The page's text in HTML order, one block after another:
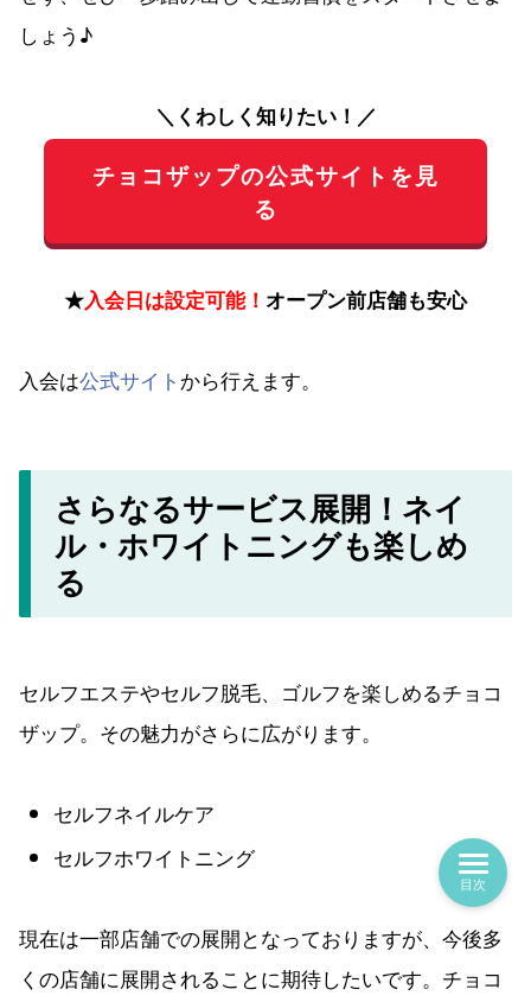
しょう♪
＼くわしく知りたい！／
チョコザップの公式サイトを見
る
★ 入会日は設定可能！ オープン前店舗も安心
入会は 公式サイト から行えます。
さらなるサービス展開！ネイ
ル・ホワイトニングも楽しめ
る
セルフエステやセルフ脱毛、ゴルフを楽しめるチョコ
ザップ。その魅力がさらに広がります。
セルフネイルケア
セルフホワイトニング
現在は一部店舗での展開となっておりますが、今後多
くの店舗に展開されることに期待したいです。チョコ
目次